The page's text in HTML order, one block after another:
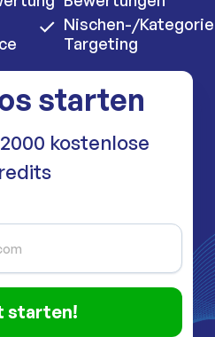
Nischen-/
Targeting
starten
kostenlose
starten!